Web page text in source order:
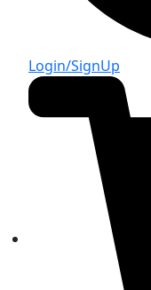
Login/SignUp